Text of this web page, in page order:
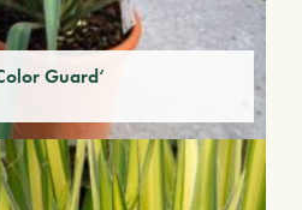
Guard‘